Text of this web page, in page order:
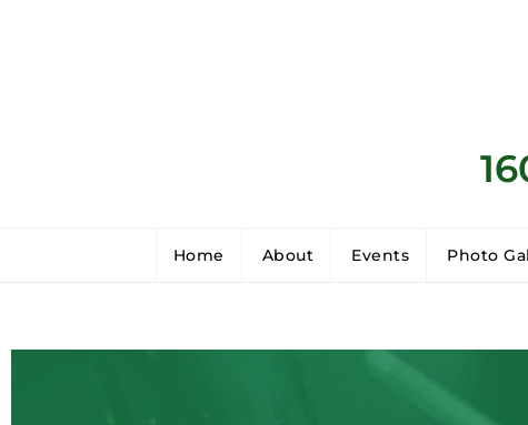
Home About Events Photo